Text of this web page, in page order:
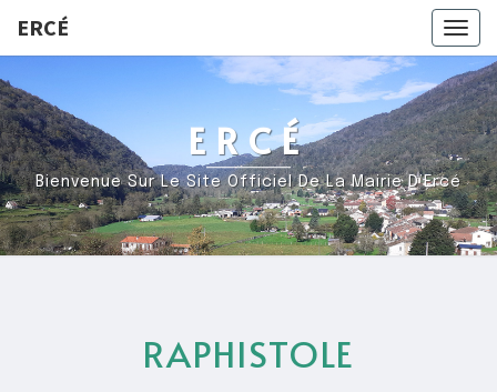
ERCÉ
ERCÉ
Bienvenue Sur Le Site Officiel De La Mairie D’Ercé
RAPHISTOLE